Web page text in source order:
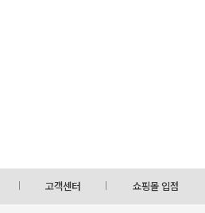
고객센터 쇼핑몰 입점